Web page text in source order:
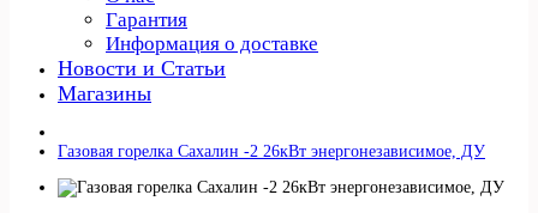
Гарантия
Информация о доставке
Новости и Статьи
Магазины
Газовая горелка Сахалин -2 26кВт энергонезависимое, ДУ